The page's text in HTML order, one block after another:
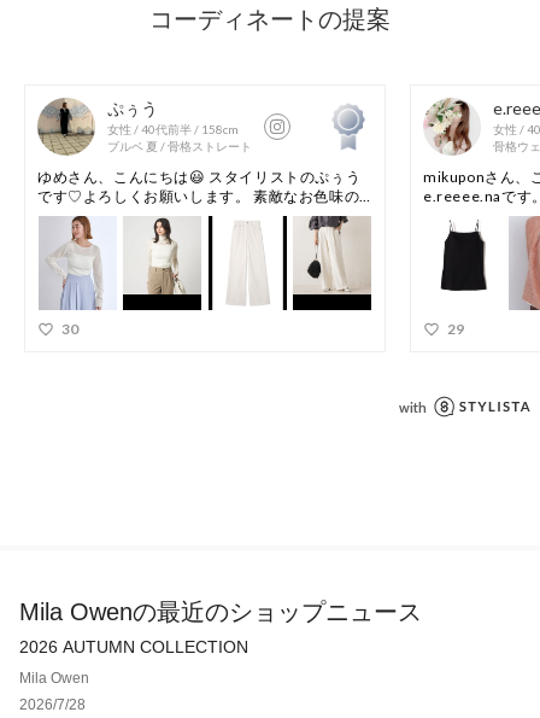
Mila Owenの最近のショップニュース
2026 AUTUMN COLLECTION
Mila Owen
2026/7/28